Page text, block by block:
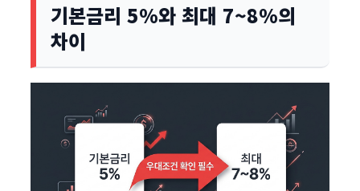
기본금리 5%와 최대 7~8%의
차이